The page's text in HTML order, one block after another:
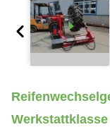
Werkstattklasse